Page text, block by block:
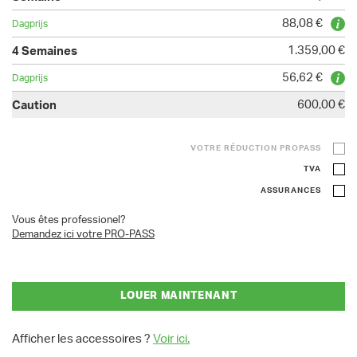
88,08 €
1.359,00 €
56,62 €
600,00 €
VOTRE RÉDUCTION PROPASS
TVA
ASSURANCES
Vous êtes professionel?
Demandez ici votre PRO-PASS
LOUER MAINTENANT
Afficher les accessoires ? Voir ici.